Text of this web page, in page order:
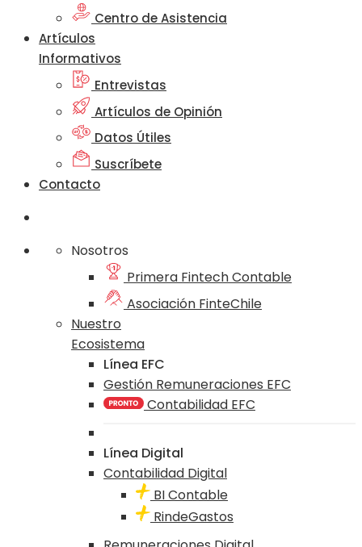
Centro de Asistencia
Artículos
Informativos
Entrevistas
Artículos de Opinión
Datos Útiles
Suscríbete
Contacto
Nosotros
Primera Fintech Contable
Asociación FinteChile
Nuestro
Ecosistema
Línea EFC
Gestión Remuneraciones EFC
Contabilidad EFC
Línea Digital
Contabilidad Digital
BI Contable
RindeGastos